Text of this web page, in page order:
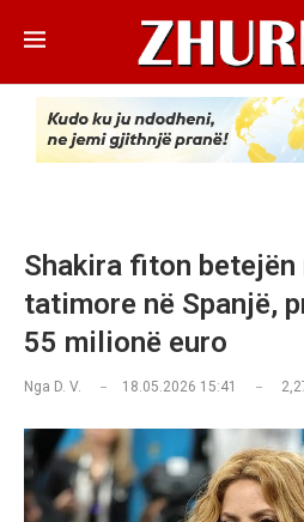
Shakira fiton
tatimore në Spanjë,
55 milionë euro
Nga D. V. 18.05.2026 15:41